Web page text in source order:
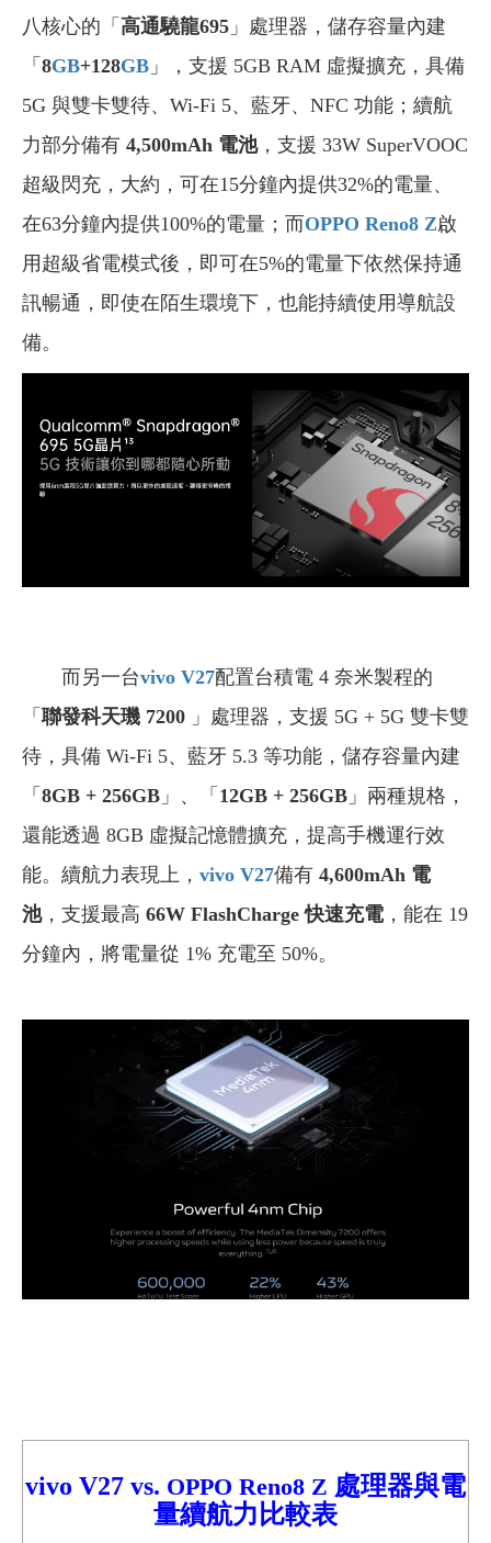
八核心的「 高通驍龍695 」處理器，儲存容量內建
「 8GB+128GB 」，支援 5GB RAM 虛擬擴充，具備
5G 與雙卡雙待、Wi-Fi 5、藍牙、NFC 功能；續航
力部分備有 4,500mAh 電池，支援 33W SuperVOOC
超級閃充，大約，可在15分鐘內提供32%的電量、
在63分鐘內提供100%的電量；而OPPO Reno8 Z啟
用超級省電模式後，即可在5%的電量下依然保持通
訊暢通，即使在陌生環境下，也能持續使用導航設
備。
而另一台vivo V27配置台積電 4 奈米製程的
「 聯發科天璣 7200 」處理器，支援 5G + 5G 雙卡雙
待，具備 Wi-Fi 5、藍牙 5.3 等功能，儲存容量內建
「 8GB + 256GB 」、「 12GB + 256GB 」兩種規格，
還能透過 8GB 虛擬記憶體擴充，提高手機運行效
能。續航力表現上， vivo V27備有 4,600mAh 電
池，支援最高 66W FlashCharge 快速充電，能在 19
分鐘內，將電量從 1% 充電至 50%。
vivo V27 vs. OPPO Reno8 Z 處理器與電
量續航力比較表